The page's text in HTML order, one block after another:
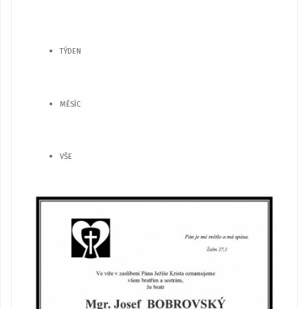
TÝDEN
MĚSÍC
VŠE